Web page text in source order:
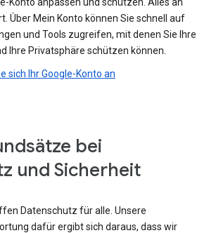
Über Mein Konto können Sie schnell auf
und Tools zugreifen, mit denen Sie Ihre
Ihre Privatsphäre schützen können.
sich Ihr Google-Konto an
bei
und Sicherheit
Datenschutz für alle. Unsere
dafür ergibt sich daraus, dass wir